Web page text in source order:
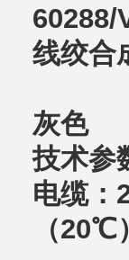
60288/
线绞合
灰色
技术参
电缆：
（